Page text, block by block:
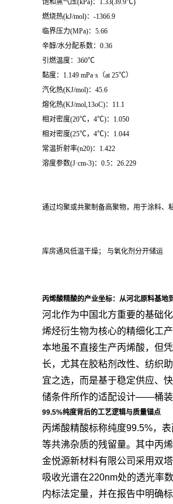
燃烧热(kJ/mol)：-1366.9
临界压力(MPa)：5.66
辛醇/水分配系数：0.36
引燃温度：360℃
黏度：1.149 mPa·s（at 25℃）
汽化热(KJ/mol)：45.6
熔化热(KJ/mol,13oC)：11.1
相对密度(20℃，4℃)：1.050
相对密度(25℃，4℃)：1.044
常温折射率(n20)：1.422
溶度参数(J·cm-3)：0.5：26.229
通过均聚或共聚制备高聚物，用于涂料、
库房通风低温干燥； 与氧化剂分开储运
丙烯酸精酸的产业坐标：从河北原料基地
河北作为中国北方重要的基础
烯烃衍生物为核心的精细化工
本地虽不直接生产丙烯酸，但
长，尤其在胶粘剂改性、纺织
宜之选，而是基于稳定供应、
储条件所作的适配设计——桶装
99.5%纯度背后的工艺逻辑与质量锚点
丙烯酸精酸标称纯度99.5%，
等共沸杂质的残留量。其中丙
金悦源新材料有限公司采用双
吸收光谱在220nm处的透光率
内标法定量，并在报告中明确